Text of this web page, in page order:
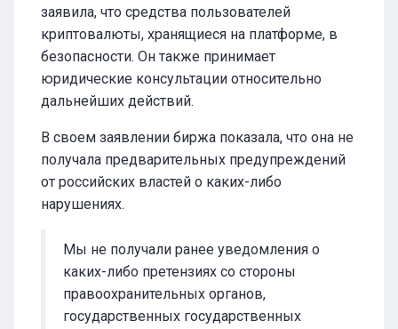
заявила, что средства пользователей
криптовалюты, хранящиеся на платформе, в
безопасности. Он также принимает
юридические консультации относительно
дальнейших действий.
В своем заявлении биржа показала, что она не
получала предварительных предупреждений
от российских властей о каких-либо
нарушениях.
Мы не получали ранее уведомления о
каких-либо претензиях со стороны
правоохранительных органов,
государственных государственных